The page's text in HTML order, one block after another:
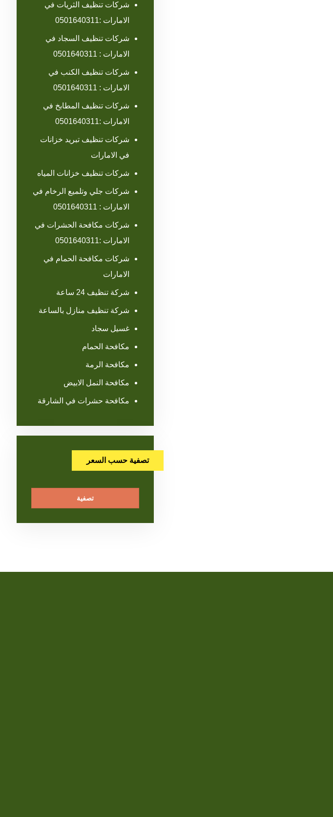
شركات تنظيف الثريات في
الامارات :0501640311
شركات تنظيف السجاد في
الامارات : 0501640311
شركات تنظيف الكنب في
الامارات : 0501640311
شركات تنظيف المطابخ في
الامارات :0501640311
شركات تنظيف تبريد خزانات
في الامارات
شركات تنظيف خزانات المياه
شركات جلي وتلميع الرخام في
الامارات : 0501640311
شركات مكافحة الحشرات في
الامارات :0501640311
شركات مكافحة الحمام في
الامارات
شركة تنظيف 24 ساعة
شركة تنظيف منازل بالساعة
غسيل سجاد
مكافحة الحمام
مكافحة الرمة
مكافحة النمل الابيض
مكافحة حشرات في الشارقة
تصفية حسب السعر
تصفية